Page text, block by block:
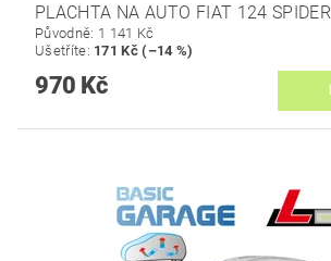
PLACHTA NA AUTO FIAT 124 SPIDER
Původně: 1 141 Kč
Ušetříte: 171 Kč (–14 %)
970 Kč